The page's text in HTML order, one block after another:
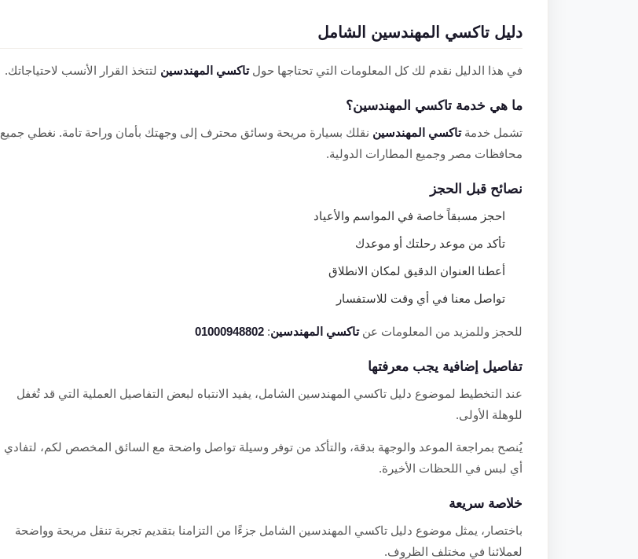
دليل تاكسي المهندسين الشامل
في هذا الدليل نقدم لك كل المعلومات التي تحتاجها حولتاكسي المهندسين لتتخذ القرار الأنسب لاحتياجاتك.
ما هي خدمة تاكسي المهندسين؟
تشمل خدمةتاكسي المهندسين نقلك بسيارة مريحة وسائق محترف إلى وجهتك بأمان وراحة تامة. نغطي جميع
محافظات مصر وجميع المطارات الدولية.
نصائح قبل الحجز
احجز مسبقاً خاصة في المواسم والأعياد
تأكد من موعد رحلتك أو موعدك
أعطنا العنوان الدقيق لمكان الانطلاق
تواصل معنا في أي وقت للاستفسار
للحجز وللمزيد من المعلومات عنتاكسي المهندسين:
01000948802
تفاصيل إضافية يجب معرفتها
عند التخطيط لموضوع دليل تاكسي المهندسين الشامل، يفيد الانتباه لبعض التفاصيل العملية التي قد تُغفل
للوهلة الأولى.
يُنصح بمراجعة الموعد والوجهة بدقة، والتأكد من توفر وسيلة تواصل واضحة مع السائق المخصص لكم، لتفادي
أي لبس في اللحظات الأخيرة.
خلاصة سريعة
باختصار، يمثل موضوع دليل تاكسي المهندسين الشامل جزءًا من التزامنا بتقديم تجربة تنقل مريحة وواضحة
لعملائنا في مختلف الظروف.